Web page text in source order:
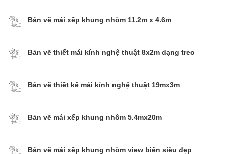
Bản vẽ mái xếp khung nhôm 11.2m x 4.6m
Bản vẽ thiết mái kính nghệ thuật 8x2m dạng treo
Bản vẽ thiết kế mái kính nghệ thuật 19mx3m
Bản vẽ mái xếp khung nhôm 5.4mx20m
Bản vẽ mái xếp khung nhôm view biển siêu đẹp